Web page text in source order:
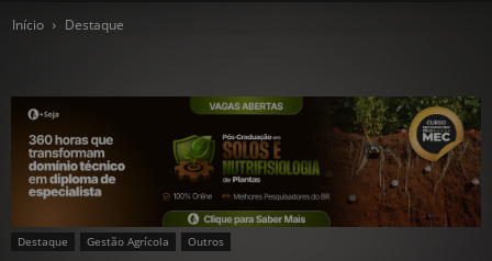
Início Destaque
Destaque Gestão Agrícola Outros